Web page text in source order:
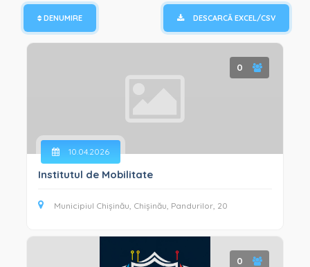
SPRIJIN PENTRU FAMILII ȘI COPII (95)
SPRIJIN PERSOANELOR CU DIZABILITĂȚI (85)
SPRIJIN PERSOANELOR SOCIAL VULNERABILE (110)
INTEGRITATE ȘI ANTICORUPȚIE (33)
GESTIONAREA SITUAȚIILOR DE CRIZĂ (9)
DENUMIRE DESCARCĂ EXCEL/CSV
0
10.04.2026
Institutul de Mobilitate
Municipiul Chișinău, Chișinău, Pandurilor, 20
0